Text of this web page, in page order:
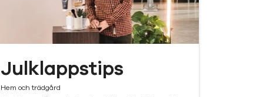
Julklappstips
Hem och trädgård